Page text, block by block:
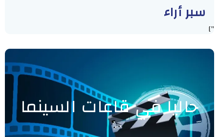
سبر أراء
"]
حاليا في قاعات السينما